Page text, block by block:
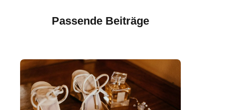
Passende Beiträge